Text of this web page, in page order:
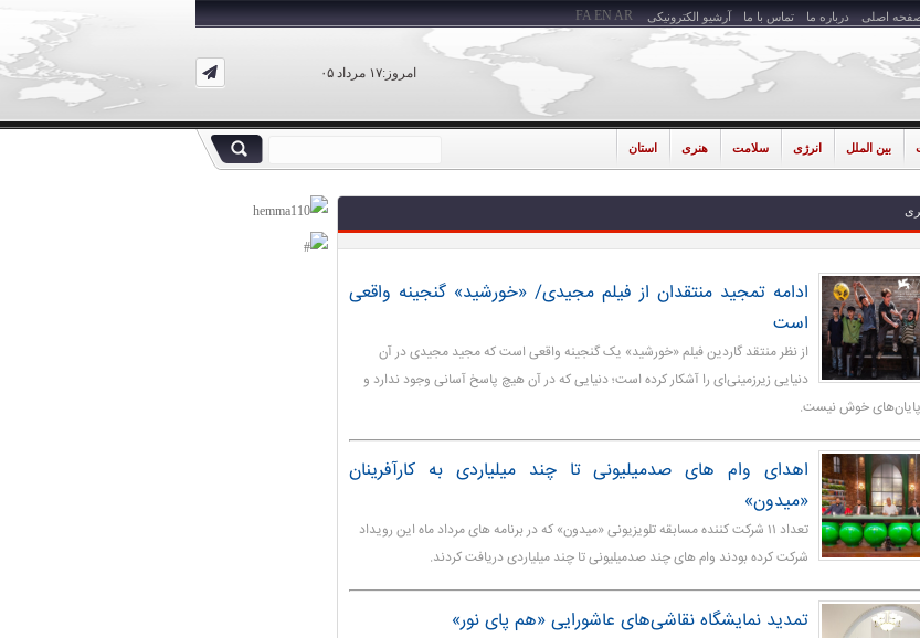
اصلی درباره ما تماس با ما آرشیو الکترونیکی
امروز:۱۷ مرداد ۰۵
FA EN AR
بین الملل انرژی سلامت هنری استان
ادامه تمجید منتقدان از فیلم مجیدی/ «خورشید» گنجینه واقعی
است
از نظر منتقد گاردین فیلم «خورشید» یک گنجینه واقعی است که مجید مجیدی در آن
دنیایی زیرزمینی‌ای را آشکار کرده است؛ دنیایی که در آن هیچ پاسخ آسانی وجود ندارد و
پایان‌های خوش نیست.
اهدای وام های صدمیلیونی تا چند میلیاردی به کارآفرینان
«میدون»
تعداد ۱۱ شرکت کننده مسابقه تلویزیونی «میدون» که در برنامه های مرداد ماه این رویداد
شرکت کرده بودند وام های چند صدمیلیونی تا چند میلیاردی دریافت کردند.
تمدید نمایشگاه نقاشی‌های عاشورایی «هم پای نور»